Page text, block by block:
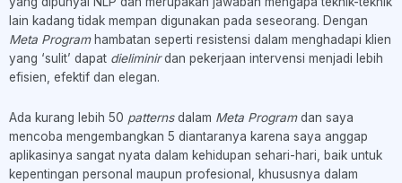
lain kadang tidak mempan digunakan pada seseorang. Dengan
Meta Programhambatan seperti resistensi dalam menghadapi klien
yang ‘sulit’ dapat dieliminirdan pekerjaan intervensi menjadi lebih
efisien, efektif dan elegan.
Ada kurang lebih 50 patternsdalam Meta Programdan saya
mencoba mengembangkan 5 diantaranya karena saya anggap
aplikasinya sangat nyata dalam kehidupan sehari-hari, baik untuk
kepentingan personal maupun profesional, khususnya dalam